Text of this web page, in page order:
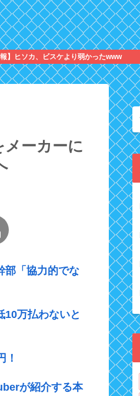
報】ヒソカ、ビスケより弱かったwww
ーカーに
部「協力的でな
10万払わないと
！
が紹介する本